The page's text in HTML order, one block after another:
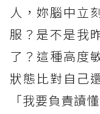
人，妳腦中立
服？是不是我
了？這種高度
狀態比對自己
「我要負責讀